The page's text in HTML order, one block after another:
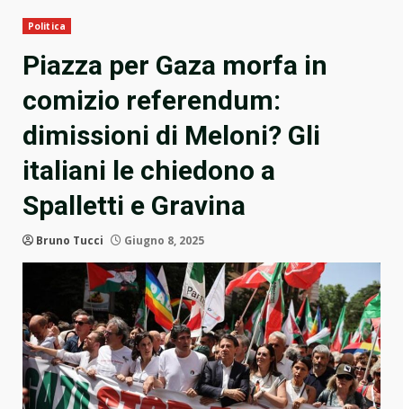
Politica
Piazza per Gaza morfa in
comizio referendum:
dimissioni di Meloni? Gli
italiani le chiedono a
Spalletti e Gravina
Bruno Tucci Giugno 8, 2025